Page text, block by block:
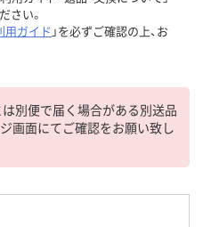
さい。
用ガイド 」を必ずご確認の上、お
別便で届く場合がある別送品
画面にてご確認をお願い致し